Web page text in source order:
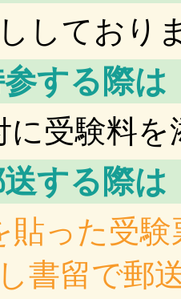
しており
する際は
に受験料
する際は
貼った受
書留で郵